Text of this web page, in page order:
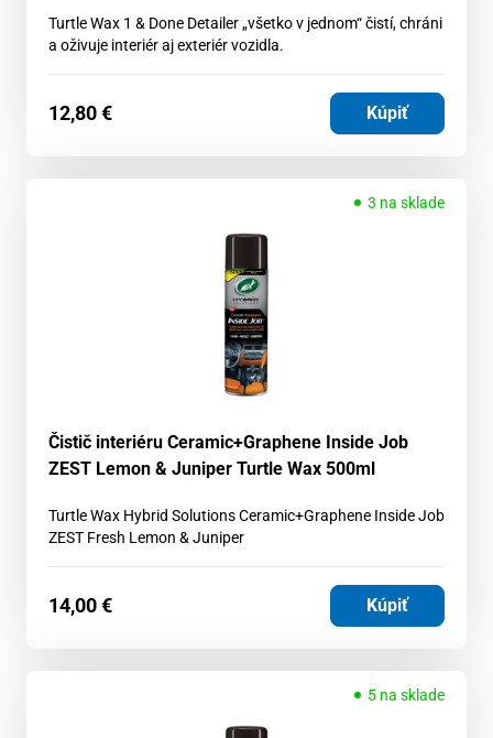
Turtle Wax 1 & Done Detailer „všetko v jednom“ čistí, chráni
a oživuje interiér aj exteriér vozidla.
12,80€ Kúpiť
3 na sklade
Čistič interiéru Ceramic+Graphene Inside Job
ZEST Lemon & Juniper Turtle Wax 500ml
Turtle Wax Hybrid Solutions Ceramic+Graphene Inside Job
ZEST Fresh Lemon & Juniper
14,00€ Kúpiť
5 na sklade